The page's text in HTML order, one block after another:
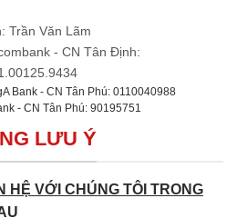
Trần Văn Lãm
- CN Tân Định:
Bank - CN Tân Phú: 0110040988
- CN Tân Phú: 90195751
LƯU Ý
HỆ VỚI CHÚNG TÔI TRONG